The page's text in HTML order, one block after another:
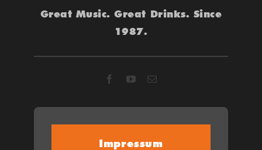
Great Music. Great Drinks. Since
1987.
Impressum